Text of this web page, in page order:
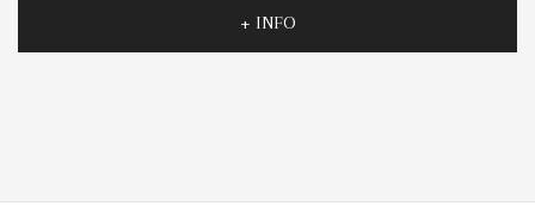
+ INFO